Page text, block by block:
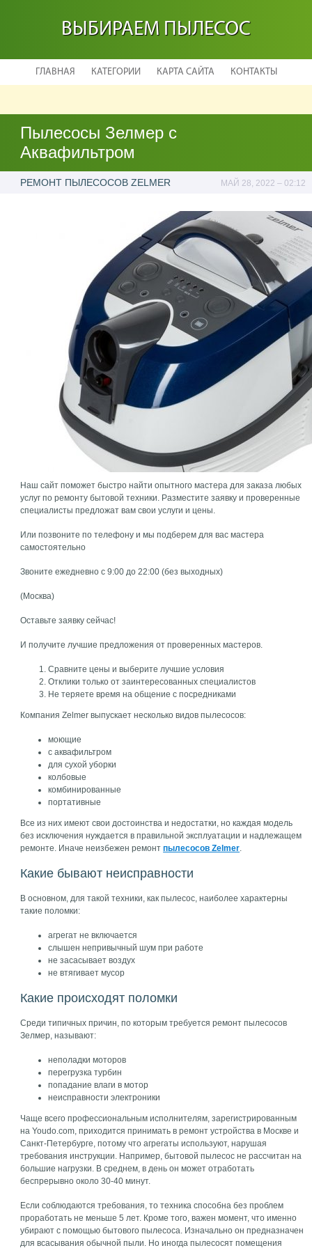
ВЫБИРАЕМ ПЫЛЕСОС
ГЛАВНАЯ КАТЕГОРИИ КАРТА САЙТА КОНТАКТЫ
Пылесосы Зелмер с
Аквафильтром
РЕМОНТ ПЫЛЕСОСОВ ZELMER МАЙ 28, 2022 – 02:12
Наш сайт поможет быстро найти опытного мастера для заказа любых
услуг по ремонту бытовой техники. Разместите заявку и проверенные
специалисты предложат вам свои услуги и цены.
Или позвоните по телефону и мы подберем для вас мастера
самостоятельно
Звоните ежедневно с 9:00 до 22:00 (без выходных)
(Москва)
Оставьте заявку сейчас!
И получите лучшие предложения от проверенных мастеров.
Сравните цены и выберите лучшие условия
Отклики только от заинтересованных специалистов
Не теряете время на общение с посредниками
Компания Zelmer выпускает несколько видов пылесосов:
моющие
с аквафильтром
для сухой уборки
колбовые
комбинированные
портативные
Все из них имеют свои достоинства и недостатки, но каждая модель
без исключения нуждается в правильной эксплуатации и надлежащем
ремонте. Иначе неизбежен ремонтпылесосов Zelmer.
Какие бывают неисправности
В основном, для такой техники, как пылесос, наиболее характерны
такие поломки:
агрегат не включается
слышен непривычный шум при работе
не засасывает воздух
не втягивает мусор
Какие происходят поломки
Среди типичных причин, по которым требуется ремонт пылесосов
Зелмер, называют:
неполадки моторов
перегрузка турбин
попадание влаги в мотор
неисправности электроники
Чаще всего профессиональным исполнителям, зарегистрированным
на Youdo.com, приходится принимать в ремонт устройства в Москве и
Санкт-Петербурге, потому что агрегаты используют, нарушая
требования инструкции. Например, бытовой пылесос не рассчитан на
большие нагрузки. В среднем, в день он может отработать
беспрерывно около 30-40 минут.
Если соблюдаются требования, то техника способна без проблем
проработать не меньше 5 лет. Кроме того, важен момент, что именно
убирают с помощью бытового пылесоса. Изначально он предназначен
для всасывания обычной пыли. Но иногда пылесосят помещения